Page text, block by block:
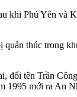
khi Phú Yên
thúc trong
tên Trần
1995 mới ra An